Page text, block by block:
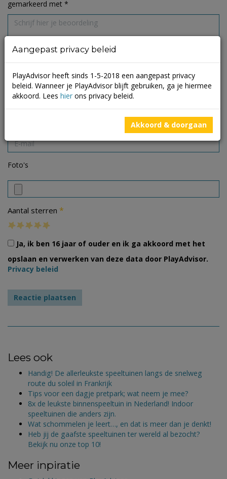
gemarkeerd met *
Foto's
Aantal sterren *
Ja, ik ben 16 jaar of ouder en ik ga akkoord met het
opslaan en verwerken van deze data door PlayAdvisor.
Privacy beleid
Lees ook
Handig! De allerleukste speeltuinen langs de snelweg
route du soleil in Frankrijk
Tips voor een dagje pretpark; wat neem je mee?
8x de leukste binnenspeeltuin in Nederland! Indoor
speeltuinen die anders zijn.
Wat schommelen je leert…, en dat is meer dan je denkt!
Heb jij de gaafste speeltuinen ter wereld al bezocht?
Bekijk nu onze top 10!
Meer inpiratie
Aangepast privacy beleid
PlayAdvisor heeft sinds 1-5-2018 een aangepast privacy
beleid. Wanneer je PlayAdvisor blijft gebruiken, ga je hiermee
akkoord. Lees hier ons privacy beleid.
Akkoord & doorgaan